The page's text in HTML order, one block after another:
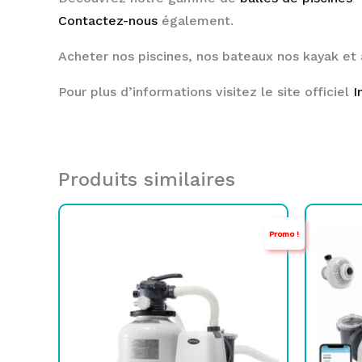
Contactez-nous également.
Acheter nos piscines, nos bateaux nos kayak
Pour plus d’informations visitez le site officiel
Produits similaires
Promo !
était :
TND
1.849,000.
est :
TND
1.199,000.